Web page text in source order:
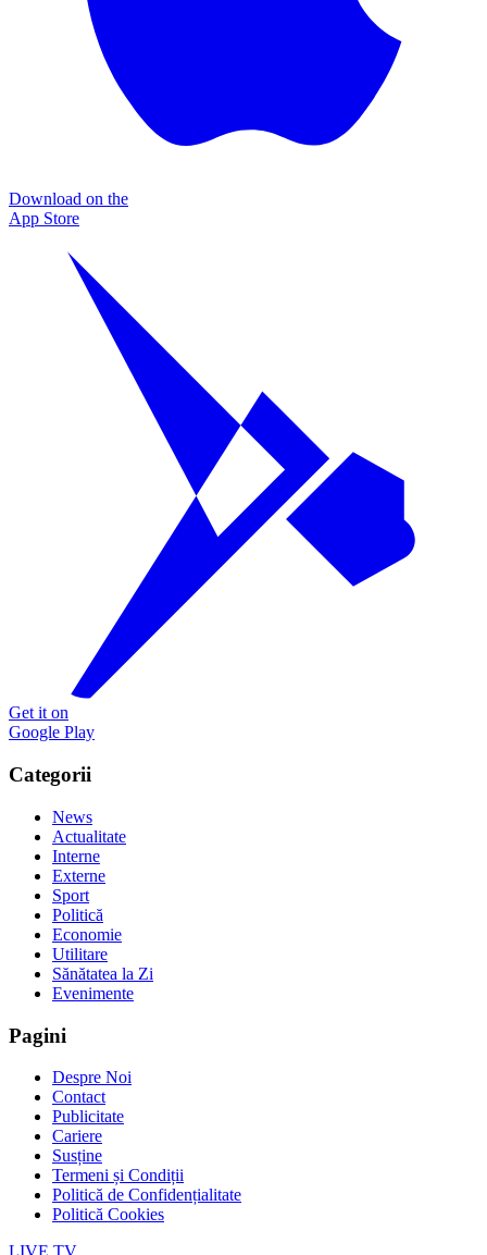
Download on the
App Store
Get it on
Google Play
Categorii
News
Actualitate
Interne
Externe
Sport
Politică
Economie
Utilitare
Sănătatea la Zi
Evenimente
Pagini
Despre Noi
Contact
Publicitate
Cariere
Susține
Termeni și Condiții
Politică de Confidențialitate
Politică Cookies